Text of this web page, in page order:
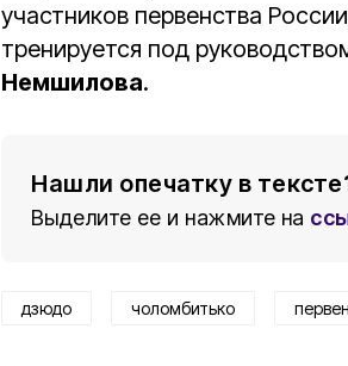
участников первенства
тренируется под
Немшилова.
Нашли опечатку в
Выделите ее и нажмите на
дзюдо чоломбитько